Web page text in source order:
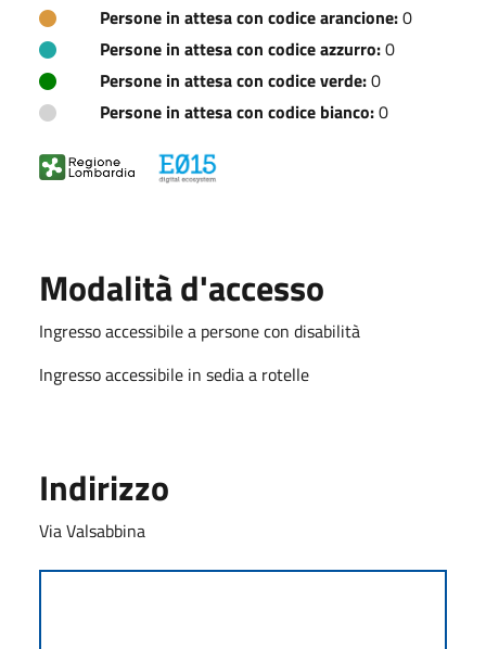
Persone in attesa con codice arancione:0
Persone in attesa con codice azzurro:0
Persone in attesa con codice verde:0
Persone in attesa con codice bianco:0
Modalità d'accesso
Ingresso accessibile a persone con disabilità
Ingresso accessibile in sedia a rotelle
Indirizzo
Via Valsabbina